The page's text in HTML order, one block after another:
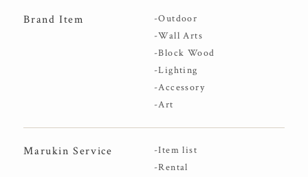
Brand Item
-Outdoor
-Wall Arts
-Block Wood
-Lighting
-Accessory
-Art
Marukin Service
-Item list
-Rental